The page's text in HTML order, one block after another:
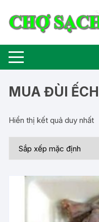
MUA ĐÙI
Hiển thị kết quả duy nhất